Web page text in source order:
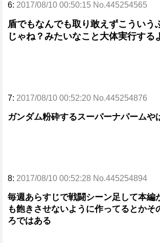
6: 2017/08/10 00:50:15 No.445254565
盾でもなんでも取り敢えずこういう
じゃね？みたいなこと大体実行する
7: 2017/08/10 00:52:20 No.445254876
ガンダム粉砕するスーパーナパームや
8: 2017/08/10 00:52:28 No.445254894
毎週あらすじで戦闘シーン足して本編
も飽きさせないように作ってるとかそ
ろではある